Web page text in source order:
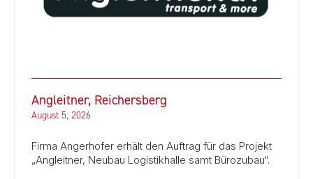
Angleitner, Reichersberg
August 5, 2026
Firma Angerhofer erhält den Auftrag für das Projekt
„Angleitner, Neubau Logistikhalle samt Bürozubau“.